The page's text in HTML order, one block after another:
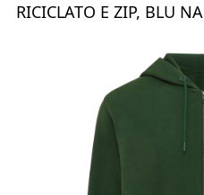
RICICLATO E ZIP, BLU NA